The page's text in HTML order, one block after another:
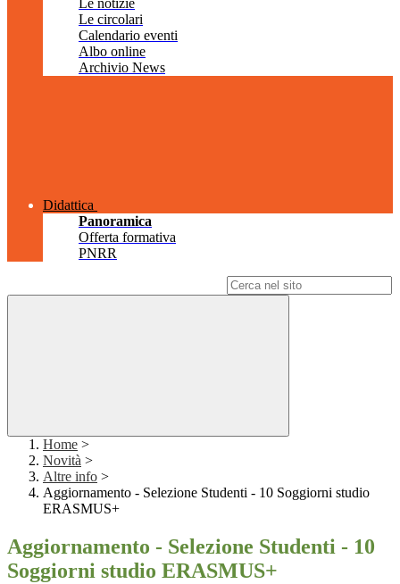
Le notizie
Le circolari
Calendario eventi
Albo online
Archivio News
Didattica
Panoramica
Offerta formativa
PNRR
Home >
Novità >
Altre info >
Aggiornamento - Selezione Studenti - 10 Soggiorni studio
ERASMUS+
Aggiornamento - Selezione Studenti - 10
Soggiorni studio ERASMUS+